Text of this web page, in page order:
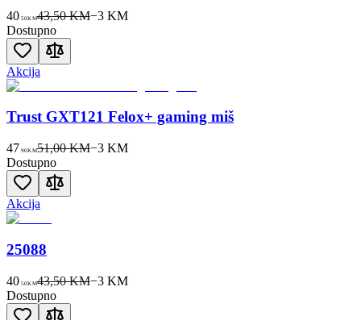
40 50KM43,50 KM−3KM
Dostupno
Akcija
Trust GXT121 Felox+ gaming miš
47 90KM51,00 KM−3KM
Dostupno
Akcija
25088
40 50KM43,50 KM−3KM
Dostupno